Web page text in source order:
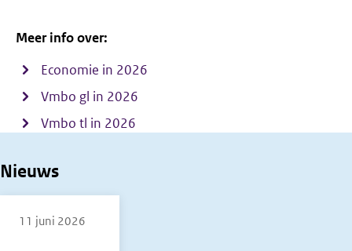
Meer info over:
Economie in 2026
Vmbo gl in 2026
Vmbo tl in 2026
Nieuws
11 juni 2026